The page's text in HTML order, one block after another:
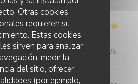
Otras cookies
requieren su
Estas cookies
sirven para analizar
medir la
del sitio, ofrecer
(por ejemplo,
2
: 5/5 Menú: 5 /5 Calidad / Precio /5